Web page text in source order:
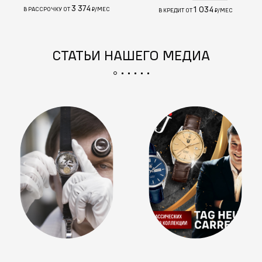
В РАССРОЧКУ ОТ3 374 ₽/МЕС В КРЕДИТ ОТ1 034 ₽/МЕС
СТАТЬИ НАШЕГО МЕДИА